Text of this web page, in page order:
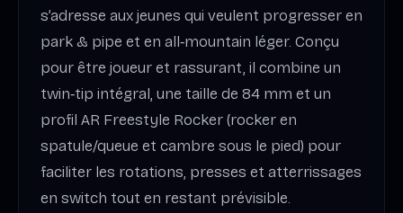
s’adresse aux jeunes qui veulent progresser en
park & pipe et en all‑mountain léger. Conçu
pour être joueur et rassurant, il combine un
twin‑tip intégral, une taille de 84 mm et un
profil AR Freestyle Rocker (rocker en
spatule/queue et cambre sous le pied) pour
faciliter les rotations, presses et atterrissages
en switch tout en restant prévisible.